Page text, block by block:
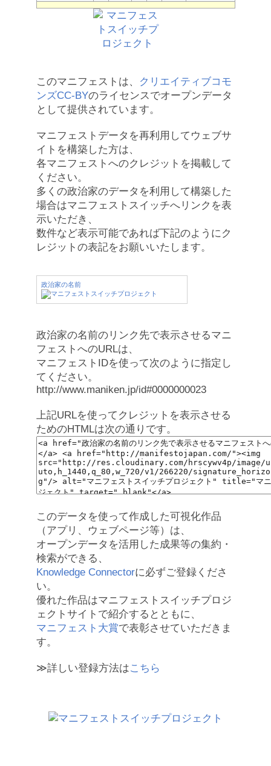
このマニフェストは、
クリエイティブコモ
ンズCC-BYのライセンスでオープンデータ
として提供されています。
マニフェストデータを再利用してウェブサ
イトを構築した方は、
各マニフェストへのクレジットを掲載して
ください。
多くの政治家のデータを利用して構築した
場合はマニフェストスイッチへリンクを表
示いただき、
数件など表示可能であれば下記のようにク
レジットの表記をお願いいたします。
政治家の名前
政治家の名前のリンク先で表示させるマニ
フェストへのURLは、
マニフェストIDを使って次のように指定し
てください。
http://www.maniken.jp/id#0000000023
上記URLを使ってクレジットを表示させる
ためのHTMLは次の通りです。
このデータを使って作成した可視化作品
（アプリ、ウェブページ等）は、
オープンデータを活用した成果等の集約・
検索ができる、
Knowledge Connectorに必ずご登録くださ
い。
優れた作品はマニフェストスイッチプロジ
ェクトサイトで紹介するとともに、
マニフェスト大賞で表彰させていただきま
す。
≫詳しい登録方法はこちら